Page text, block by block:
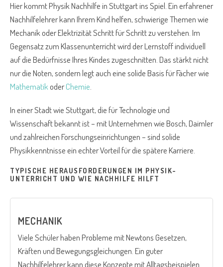
Hier kommt Physik Nachhilfe in Stuttgart ins Spiel. Ein erfahrener
Nachhilfelehrer kann Ihrem Kind helfen, schwierige Themen wie
Mechanik oder Elektrizität Schritt für Schritt zu verstehen. Im
Gegensatz zum Klassenunterricht wird der Lernstoff individuell
auf die Bedürfnisse Ihres Kindes zugeschnitten. Das stärkt nicht
nur die Noten, sondern legt auch eine solide Basis für Fächer wie
MathematikoderChemie.
In einer Stadt wie Stuttgart, die für Technologie und
Wissenschaft bekannt ist – mit Unternehmen wie Bosch, Daimler
und zahlreichen Forschungseinrichtungen – sind solide
Physikkenntnisse ein echter Vorteil für die spätere Karriere.
TYPISCHE HERAUSFORDERUNGEN IM PHYSIK-
UNTERRICHT UND WIE NACHHILFE HILFT
MECHANIK
Viele Schüler haben Probleme mit Newtons Gesetzen,
Kräften und Bewegungsgleichungen. Ein guter
Nachhilfelehrer kann diese Konzepte mit Alltagsbeispielen